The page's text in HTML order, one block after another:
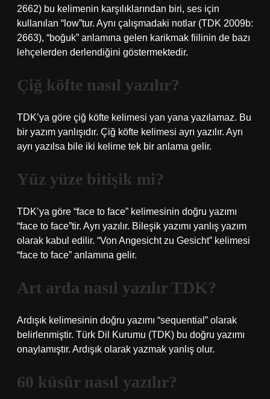
2662) bu kelimenin karşılıklarından biri, ses için
kullanılan “low”tur. Aynı çalışmadaki notlar (TDK 2009b:
2663), “boğuk” anlamına gelen karikmak fiilinin de bazı
lehçelerden derlendiğini göstermektedir.
Çiğ köfte nasıl yazılır?
TDK’ya göre çiğ köfte kelimesi yan yana yazılamaz. Bu
bir yazım yanlışıdır. Çiğ köfte kelimesi ayrı yazılır. Ayrı
ayrı yazılsa bile iki kelime tek bir anlama gelir.
Yüz yüze bitişik mi?
TDK’ya göre “face to face” kelimesinin doğru yazımı
“face to face”tir. Ayrı yazılır. Bileşik yazımı yanlış yazım
olarak kabul edilir. “Von Angesicht zu Gesicht” kelimesi
“face to face” anlamına gelir.
Art arda nasıl yazılır TDK?
Ardışık kelimesinin doğru yazımı “sequential” olarak
belirlenmiştir. Türk Dil Kurumu (TDK) bu doğru yazımı
onaylamıştır. Ardışık olarak yazmak yanlış olur.
60 küsür nasıl yazılır?